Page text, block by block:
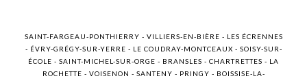
SAINT-FARGEAU-PONTHIERRY - VILLIERS-EN-BIÈRE - LES ÉCRENNES
- ÉVRY-GRÉGY-SUR-YERRE - LE COUDRAY-MONTCEAUX - SOISY-SUR-
ÉCOLE - SAINT-MICHEL-SUR-ORGE - BRANSLES - CHARTRETTES - LA
ROCHETTE - VOISENON - SANTENY - PRINGY - BOISSISE-LA-